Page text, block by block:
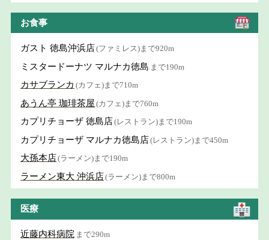
お食事
ガスト 徳島沖浜店(ファミレス)まで920m
ミスタードーナツ マルナカ徳島 まで190m
カサブランカ (カフェ)まで710m
あうん亭 珈琲茶屋 (カフェ)まで760m
カプリチョーザ 徳島店(レストラン)まで190m
カプリチョーザ マルナカ徳島店(レストラン)まで450m
大孫本店(ラーメン)まで190m
ラーメン東大 沖浜店(ラーメン)まで800m
医療
近藤内科病院 まで290m